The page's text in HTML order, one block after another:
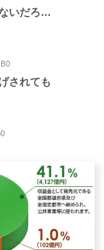
いだろ…
されても